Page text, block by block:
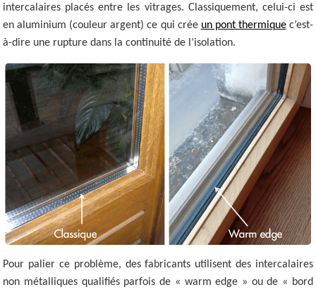
intercalaires placés entre les vitrages. Classiquement, celui-ci est
en aluminium (couleur argent) ce qui crée un pont thermiquec’est-
à-dire une rupture dans la continuité de l’isolation.
Pour palier ce problème, des fabricants utilisent des intercalaires
non métalliques qualifiés parfois de « warm edge » ou de « bord